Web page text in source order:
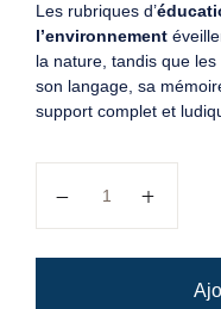
Les rubriques d’
l’environnement
la nature, tandis que les
son langage, sa
support complet et